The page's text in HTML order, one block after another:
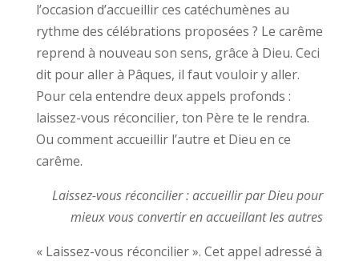
l’occasion d’accueillir ces catéchumènes au
rythme des célébrations proposées ? Le carême
reprend à nouveau son sens, grâce à Dieu. Ceci
dit pour aller à Pâques, il faut vouloir y aller.
Pour cela entendre deux appels profonds :
laissez-vous réconcilier, ton Père te le rendra.
Ou comment accueillir l’autre et Dieu en ce
carême.
Laissez-vous réconcilier : accueillir par Dieu pour
mieux vous convertir en accueillant les autres
« Laissez-vous réconcilier ». Cet appel adressé à